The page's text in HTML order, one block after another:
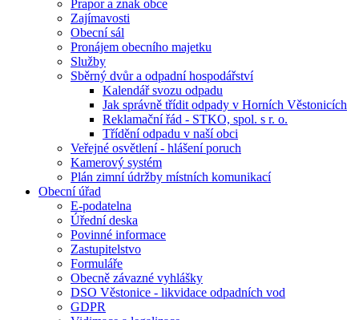
Prapor a znak obce
Zajímavosti
Obecní sál
Pronájem obecního majetku
Služby
Sběrný dvůr a odpadní hospodářství
Kalendář svozu odpadu
Jak správně třídit odpady v Horních Věstonicích
Reklamační řád - STKO, spol. s r. o.
Třídění odpadu v naší obci
Veřejné osvětlení - hlášení poruch
Kamerový systém
Plán zimní údržby místních komunikací
Obecní úřad
E-podatelna
Úřední deska
Povinné informace
Zastupitelstvo
Formuláře
Obecně závazné vyhlášky
DSO Věstonice - likvidace odpadních vod
GDPR